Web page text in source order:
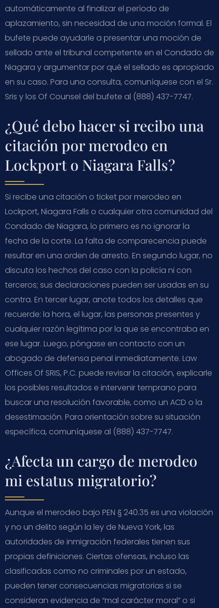
automáticamente al finalizar el período de
aplazamiento, sin necesidad de una moción formal. El
bufete puede ayudarle a presentar una moción de
sellado ante el tribunal competente en el Condado de
Niagara y argumentar por qué el sellado es apropiado
en su caso. Para una consulta, comuníquese con el Sr.
Sris y los Of Counsel del bufete al (888) 437-7747.
¿Qué debo hacer si recibo una
citación por merodeo en
Lockport o Niagara Falls?
Si recibe una citación o ticket por merodeo en
Lockport, Niagara Falls o cualquier otra comunidad del
Condado de Niagara, lo primero es no ignorar la
fecha de la corte. La falta de comparecencia puede
resultar en una orden de arresto. En segundo lugar, no
discuta los hechos del caso con la policía ni con
terceros; sus declaraciones pueden ser usadas en su
contra. En tercer lugar, anote todos los detalles que
recuerde: la hora, el lugar, las personas presentes y
cualquier razón legítima por la que se encontraba en
ese lugar. Luego, póngase en contacto con un
abogado de defensa penal inmediatamente. Law
Offices Of SRIS, P.C. puede revisar la citación, explicarle
los posibles resultados e intervenir temprano para
buscar una resolución favorable, como un ACD o la
desestimación. Para orientación sobre su situación
específica, comuníquese al (888) 437-7747.
¿Afecta un cargo de merodeo
mi estatus migratorio?
Aunque el merodeo bajo PEN § 240.35 es una violación
y no un delito según la ley de Nueva York, las
autoridades de inmigración federales tienen sus
propias definiciones. Ciertas ofensas, incluso las
clasificadas como no criminales por un estado,
pueden tener consecuencias migratorias si se
consideran evidencia de “mal carácter moral” o si